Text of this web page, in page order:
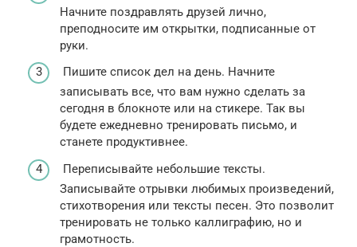
Начните поздравлять друзей лично,
преподносите им открытки, подписанные от
руки.
Пишите список дел на день. Начните
записывать все, что вам нужно сделать за
сегодня в блокноте или на стикере. Так вы
будете ежедневно тренировать письмо, и
станете продуктивнее.
Переписывайте небольшие тексты.
Записывайте отрывки любимых произведений,
стихотворения или тексты песен. Это позволит
тренировать не только каллиграфию, но и
грамотность.